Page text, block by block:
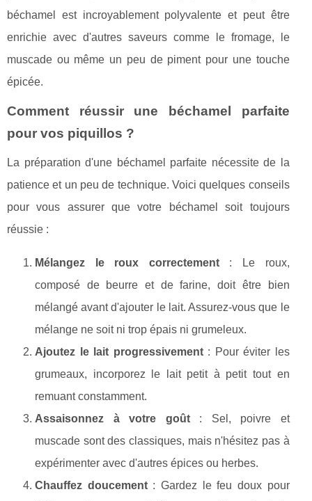
béchamel est incroyablement polyvalente et peut être
enrichie avec d'autres saveurs comme le fromage, le
muscade ou même un peu de piment pour une touche
épicée.
Comment réussir une béchamel parfaite
pour vos piquillos ?
La préparation d'une béchamel parfaite nécessite de la
patience et un peu de technique. Voici quelques conseils
pour vous assurer que votre béchamel soit toujours
réussie :
Mélangez le roux correctement: Le roux,
composé de beurre et de farine, doit être bien
mélangé avant d'ajouter le lait. Assurez-vous que le
mélange ne soit ni trop épais ni grumeleux.
Ajoutez le lait progressivement: Pour éviter les
grumeaux, incorporez le lait petit à petit tout en
remuant constamment.
Assaisonnez à votre goût: Sel, poivre et
muscade sont des classiques, mais n'hésitez pas à
expérimenter avec d'autres épices ou herbes.
Chauffez doucement: Gardez le feu doux pour